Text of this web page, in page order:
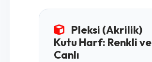
Pleksi (Akrilik)
Kutu Harf: Renkli ve
Canlı